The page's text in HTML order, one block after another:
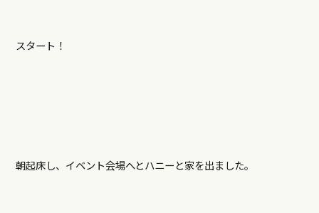
スタート！
朝起床し、イベント会場へとハニーと家を出ました。